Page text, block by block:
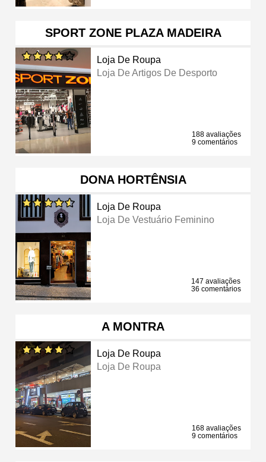
SPORT ZONE PLAZA MADEIRA
Loja De Roupa
Loja De Artigos De Desporto
188 avaliações
9 comentários
DONA HORTÊNSIA
Loja De Roupa
Loja De Vestuário Feminino
147 avaliações
36 comentários
A MONTRA
Loja De Roupa
Loja De Roupa
168 avaliações
9 comentários